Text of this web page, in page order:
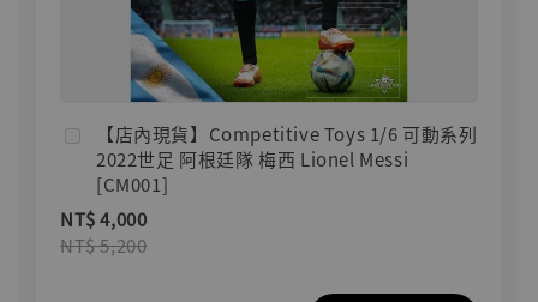
【店內現貨】Competitive Toys 1/6 可動系列
2022世足 阿根廷隊 梅西 Lionel Messi
[CM001]
NT$ 4,000
NT$ 5,200